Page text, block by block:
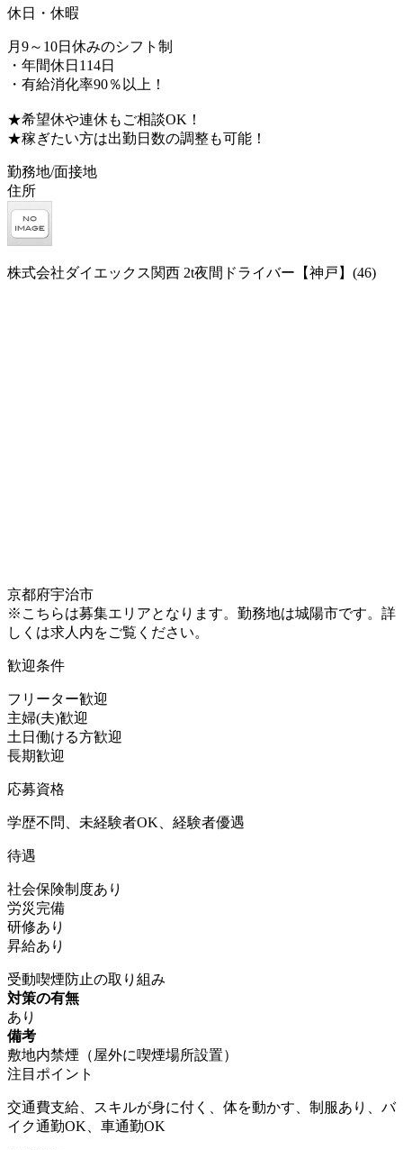
休日・休暇
月9～10日休みのシフト制
・年間休日114日
・有給消化率90％以上！
★希望休や連休もご相談OK！
★稼ぎたい方は出勤日数の調整も可能！
勤務地/面接地
住所
株式会社ダイエックス関西 2t夜間ドライバー【神戸】(46)
京都府宇治市
※こちらは募集エリアとなります。勤務地は城陽市です。詳
しくは求人内をご覧ください。
歓迎条件
フリーター歓迎
主婦(夫)歓迎
土日働ける方歓迎
長期歓迎
応募資格
学歴不問、未経験者OK、経験者優遇
待遇
社会保険制度あり
労災完備
研修あり
昇給あり
受動喫煙防止の取り組み
対策の有無
あり
備考
敷地内禁煙（屋外に喫煙場所設置）
注目ポイント
交通費支給、スキルが身に付く、体を動かす、制服あり、バ
イク通勤OK、車通勤OK